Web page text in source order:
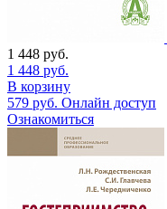
1 448 руб.
1 448 руб.
В корзину
579 руб. Онлайн доступ
Ознакомиться